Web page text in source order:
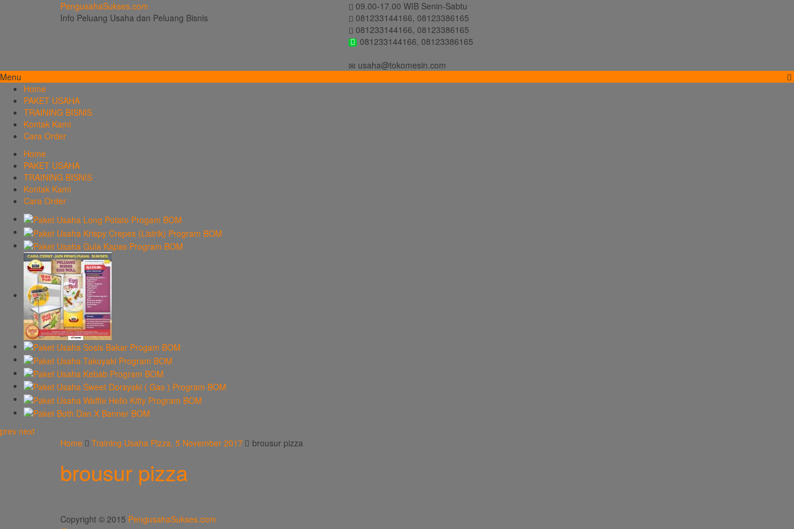
PengusahaSukses.com
Info Peluang Usaha dan Peluang Bisnis
09.00-17.00 WIB Senin-Sabtu
081233144166, 08123386165
081233144166, 08123386165
081233144166, 08123386165
usaha@tokomesin.com
Menu
Home
PAKET USAHA
TRAINING BISNIS
Kontak Kami
Cara Order
Home
PAKET USAHA
TRAINING BISNIS
Kontak Kami
Cara Order
prev next
Home
Training Usaha Pizza, 5 November 2017 brousur pizza
brousur pizza
Copyright © 2015 PengusahaSukses.com